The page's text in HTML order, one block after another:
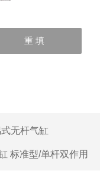
无杆气缸
标准型/单杆双作用